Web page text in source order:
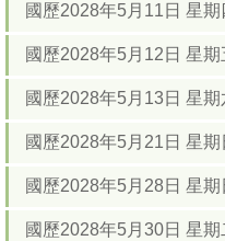
國歷2028年5月11日 星
國歷2028年5月12日 星
國歷2028年5月13日 星
國歷2028年5月21日 星
國歷2028年5月28日 星
國歷2028年5月30日 星